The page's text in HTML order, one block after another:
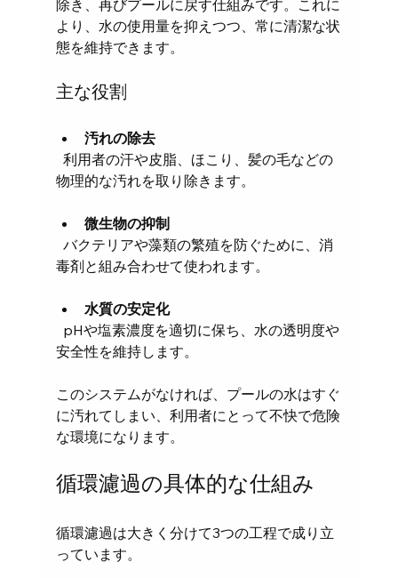
除き、再びプールに戻す仕組みです。これに
より、水の使用量を抑えつつ、常に清潔な状
態を維持できます。
主な役割
汚れの除去
物理的な汚れを取り除きます。
微生物の抑制
毒剤と組み合わせて使われます。
水質の安定化
安全性を維持します。
このシステムがなければ、プールの水はすぐ
に汚れてしまい、利用者にとって不快で危険
な環境になります。
循環濾過の具体的な仕組み
循環濾過は大きく分けて3つの工程で成り立
っています。